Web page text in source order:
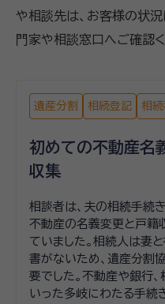
や相談先は、お客様の状
門家や相談窓口へご確認く
遺産分割 相続登記 相
初めての不動産名
収集
相談者は、夫の相続手続
不動産の名義変更と戸籍
ていました。相続人は妻
書がないため、遺産分割
要でした。不動産や銀行、
いった多岐にわたる手続